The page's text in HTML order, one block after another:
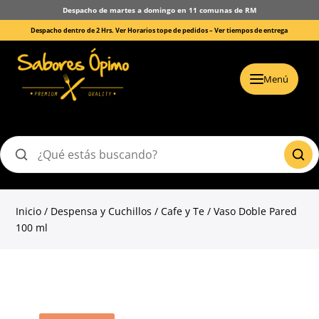
Despacho de martes a domingo en 11 comunas de RM
Despacho dentro de 2 Hrs. Ver Horarios tope de pedidos –Ver tiempos de entrega
Menú
Buscar
Inicio / Despensa y Cuchillos /Cafe y Te / Vaso Doble Pared
100 ml